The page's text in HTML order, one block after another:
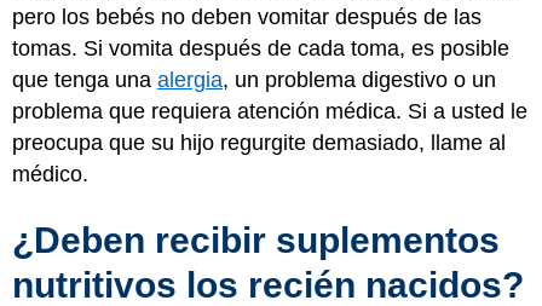
pero los bebés no deben vomitar después de las
tomas. Si vomita después de cada toma, es posible
que tenga una alergia, un problema digestivo o un
problema que requiera atención médica. Si a usted le
preocupa que su hijo regurgite demasiado, llame al
médico.
¿Deben recibir suplementos
nutritivos los recién nacidos?